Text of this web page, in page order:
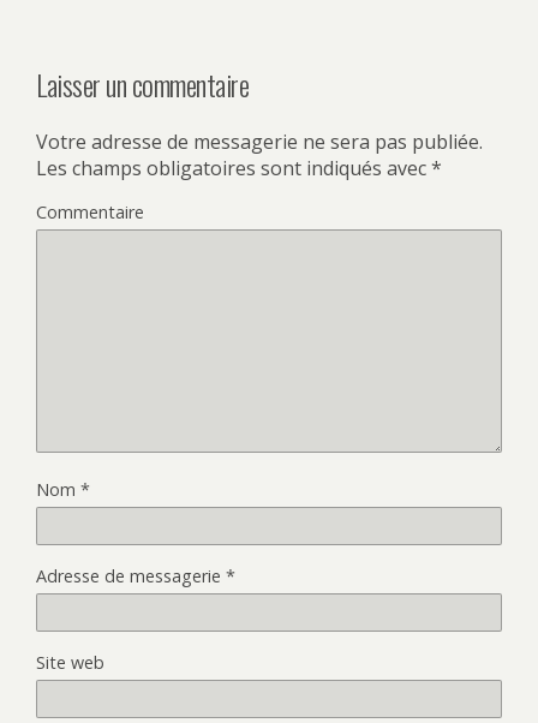
Laisser un commentaire
Votre adresse de messagerie ne sera pas publiée.
Les champs obligatoires sont indiqués avec*
Commentaire
Nom *
Adresse de messagerie *
Site web